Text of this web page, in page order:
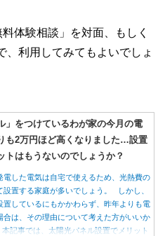
体験相談」を対面、もしく
、利用してみてもよいでしょ
」をつけているわが家の今月の電
も2万円ほど高くなりました…設置
トはもうないのでしょうか？
電した電気は自宅で使えるため、光熱費の
設置する家庭が多いでしょう。 しかし、
置しているにもかかわらず、昨年よりも電
合は、その理由について考えた方がいいか
記事では、太陽光パネル設置でメリット